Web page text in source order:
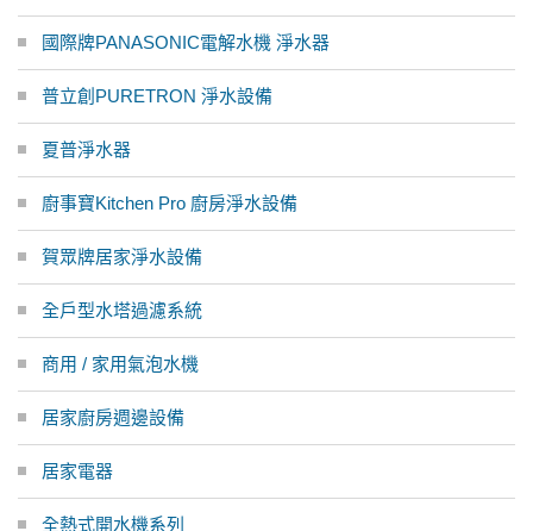
國際牌PANASONIC電解水機 淨水器
普立創PURETRON 淨水設備
夏普淨水器
廚事寶Kitchen Pro 廚房淨水設備
賀眾牌居家淨水設備
全戶型水塔過濾系統
商用 / 家用氣泡水機
居家廚房週邊設備
居家電器
全熱式開水機系列